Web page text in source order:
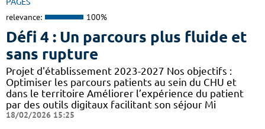
PAGES
relevance: 100%
Défi 4 : Un parcours plus fluide et
sans rupture
Projet d'établissement 2023-2027 Nos objectifs :
Optimiser les parcours patients au sein du CHU et
dans le territoire Améliorer l’expérience du patient
par des outils digitaux facilitant son séjour Mi
18/02/2026 15:25